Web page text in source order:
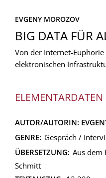
EVGENY MOROZOV
BIG DATA FÜR
Von der Internet-
elektronischen
ELEMENTARDATEN
AUTOR/AUTORIN:
GENRE: Gespräch /
ÜBERSETZUNG: Aus dem
Schmitt